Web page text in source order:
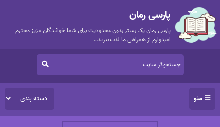
پارسی رمان
پارسی رمان یک بستر بدون محدودیت برای شما خوانندگان عزیز محترم
امیدوارم از همراهی ما لذت ببرید…
منو